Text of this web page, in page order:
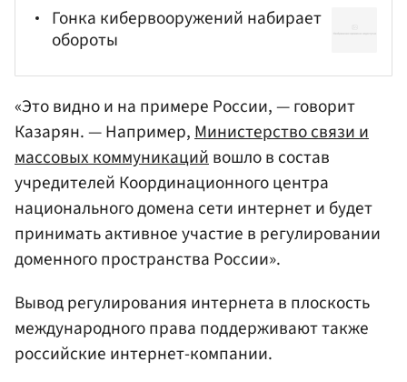
Гонка кибервооружений набирает
обороты
«Это видно и на примере России, — говорит
Казарян. — Например,Министерство связи и
массовых коммуникацийвошло в состав
учредителей Координационного центра
национального домена сети интернет и будет
принимать активное участие в регулировании
доменного пространства России».
Вывод регулирования интернета в плоскость
международного права поддерживают также
российские интернет-компании.